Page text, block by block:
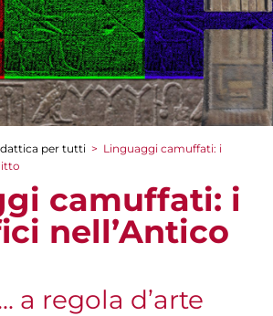
per tutti > Linguaggi camuffati: i
camuffati: i
nell’Antico
a regola d’arte